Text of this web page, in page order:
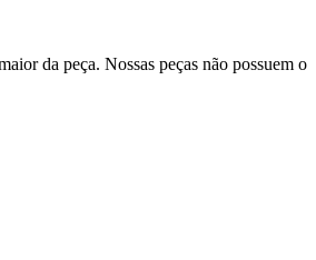
da peça. Nossas peças não possuem o